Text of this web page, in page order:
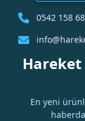
0542 158
En yeni